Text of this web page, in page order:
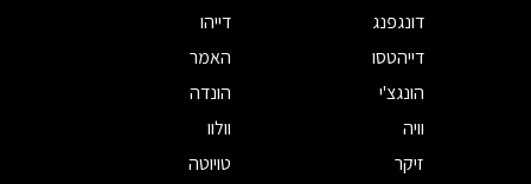
דונגפנג
דייהו
דייהטסו
האמר
הונגצ'י
הונדה
וויה
וולוו
זיקר
טויוטה